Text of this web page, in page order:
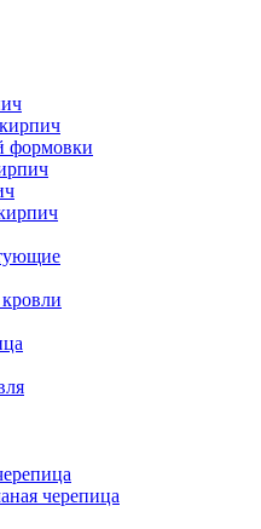
формовки
черепица